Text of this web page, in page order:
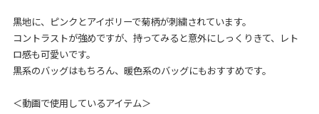
黒地に、ピンクとアイボリーで菊柄が刺繍されています。
コントラストが強めですが、持ってみると意外にしっくりきて、レト
ロ感も可愛いです。
黒系のバッグはもちろん、暖色系のバッグにもおすすめです。
＜動画で使用しているアイテム＞